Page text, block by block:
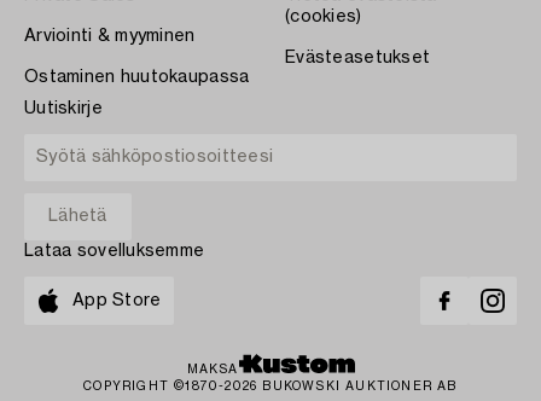
Arviointi & myyminen
Ostaminen huutokaupassa
(cookies)
Evästeasetukset
Uutiskirje
Lataa sovelluksemme
App Store
MAKSA
COPYRIGHT ©1870-2026 BUKOWSKI AUKTIONER AB